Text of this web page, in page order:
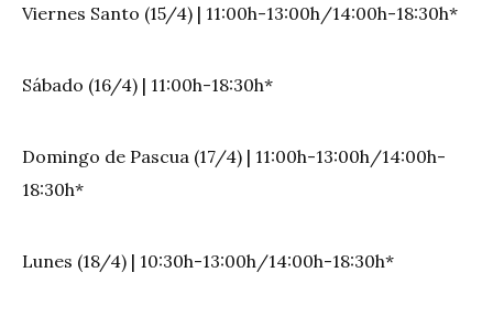
Viernes Santo (15/4) | 11:00h-13:00h/14:00h-18:30h*
Sábado (16/4) | 11:00h-18:30h*
Domingo de Pascua (17/4) | 11:00h-13:00h/14:00h-
18:30h*
Lunes (18/4) | 10:30h-13:00h/14:00h-18:30h*